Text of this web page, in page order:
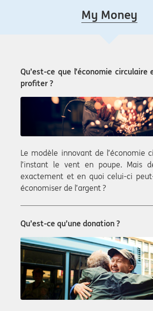
My Money
Qu’est-ce que l’économie
profiter ?
Le modèle innovant de l’économie
l’instant le vent en poupe. Mais
exactement et en quoi celui-ci
économiser de l’argent ?
Qu’est-ce qu’une donation ?